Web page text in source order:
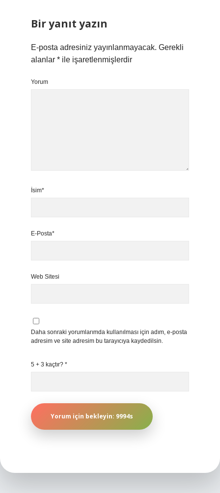
Bir yanıt yazın
E-posta adresiniz yayınlanmayacak. Gerekli
alanlar * ile işaretlenmişlerdir
Yorum
İsim*
E-Posta*
Web Sitesi
Daha sonraki yorumlarımda kullanılması için adım, e-posta
adresim ve site adresim bu tarayıcıya kaydedilsin.
5 + 3 kaçtır? *